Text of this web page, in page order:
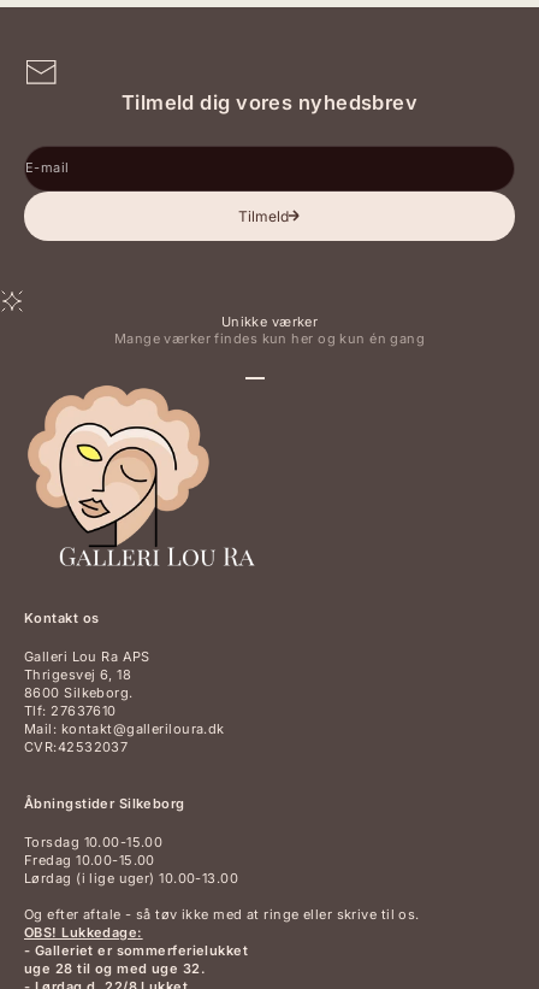
Tilmeld dig vores nyhedsbrev
E-mail
Tilmeld
Unikke værker
Mange værker findes kun her og kun én gang
Gå til element 1
Kontakt os
Galleri Lou Ra APS
Thrigesvej 6, 18
8600 Silkeborg.
Tlf: 27637610
Mail: kontakt@galleriloura.dk
CVR:42532037
Åbningstider Silkeborg
Torsdag 10.00-15.00
Fredag 10.00-15.00
Lørdag (i lige uger) 10.00-13.00
Og efter aftale - så tøv ikke med at ringe eller skrive til os.
OBS! Lukkedage:
- Galleriet er sommerferielukket
uge 28 til og med uge 32.